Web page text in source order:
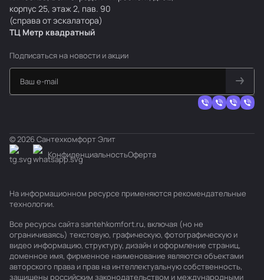
корпус 25, этаж 2, пав. 90
(справа от эскалатора)
ТЦ Метр квадратный
Подписаться на новости и акции
© 2026 Сантехкомфорт Элит
КонфиденциальностьОферта
На информационном ресурсе применяются рекомендательные
технологии.
Все ресурсы сайта santehkomfort.ru, включая (но не
ограничиваясь) текстовую, графическую, фотографическую и
видео информацию, структуру, дизайн и оформление страниц,
доменное имя, фирменное наименование являются объектами
авторского права и прав на интеллектуальную собственность,
защищены российским законодательством и международными